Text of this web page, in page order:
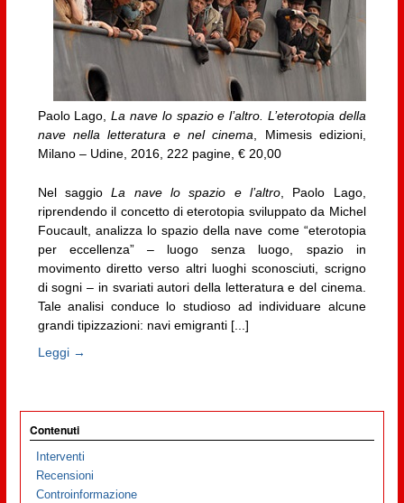
Paolo Lago, La nave lo spazio e l’altro. L’eterotopia della
nave nella letteratura e nel cinema , Mimesis edizioni,
Milano – Udine, 2016, 222 pagine, € 20,00
Nel saggioLa nave lo spazio e l’altro, Paolo Lago,
riprendendo il concetto di eterotopia sviluppato da Michel
Foucault, analizza lo spazio della nave come “eterotopia
per eccellenza” – luogo senza luogo, spazio in
movimento diretto verso altri luoghi sconosciuti, scrigno
di sogni – in svariati autori della letteratura e del cinema.
Tale analisi conduce lo studioso ad individuare alcune
grandi tipizzazioni: navi emigranti [...]
Leggi →
Contenuti
Interventi
Recensioni
Controinformazione